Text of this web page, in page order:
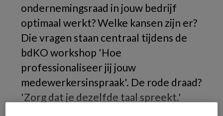
ondernemingsraad in jouw bedrijf
optimaal werkt? Welke kansen zijn er?
Die vragen staan centraal tijdens de
bdKO workshop 'Hoe
professionaliseer jij jouw
medewerkersinspraak'. De rode draad?
'Zorg dat je dezelfde taal spreekt.'